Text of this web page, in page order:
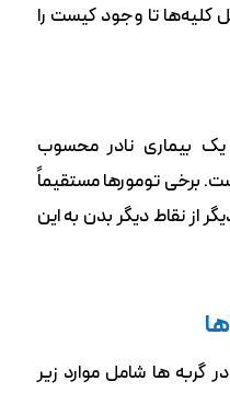
کلیه‌ها تا وجود کیست را
یک بیماری نادر محسوب
برخی تومورها مستقیماً
از نقاط دیگر بدن به این
گربه ها شامل موارد زیر